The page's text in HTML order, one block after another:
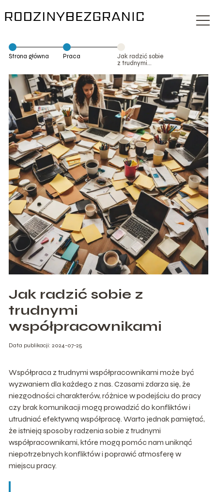
Strona główna Praca
Jak radzić sobie
z trudnymi
Jak radzić sobie z
trudnymi
współpracownikami
Data publikacji: 2024-07-25
Współpraca z trudnymi współpracownikami może być
wyzwaniem dla każdego z nas. Czasami zdarza się, że
niezgodności charakterów, różnice w podejściu do pracy
czy brak komunikacji mogą prowadzić do konfliktów i
utrudniać efektywną współpracę. Warto jednak pamiętać,
że istnieją sposoby radzenia sobie z trudnymi
współpracownikami, które mogą pomóc nam uniknąć
niepotrzebnych konfliktów i poprawić atmosferę w
miejscu pracy.